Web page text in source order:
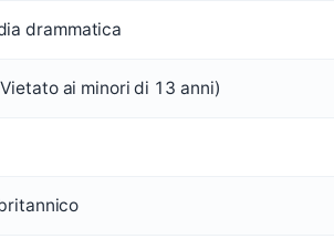
drammatica
ai minori di 13 anni)